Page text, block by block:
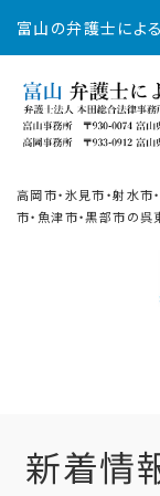
高岡市・氷見市・射水市
市・魚津市・黒部市の
新着情